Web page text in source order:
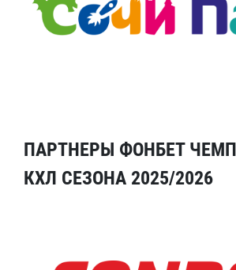
ПАРТНЕРЫ ФОНБЕТ
КХЛ СЕЗОНА 2025/2026